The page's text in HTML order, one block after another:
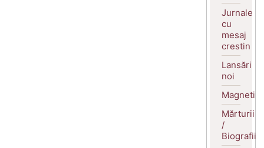
Jurnale
cu
mesaj
crestin
Lansări
noi
Magneti
Mărturii
/
Biografii